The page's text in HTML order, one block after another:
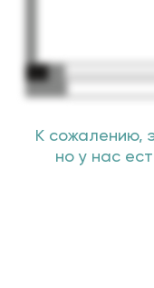
К сожалению,
но у нас